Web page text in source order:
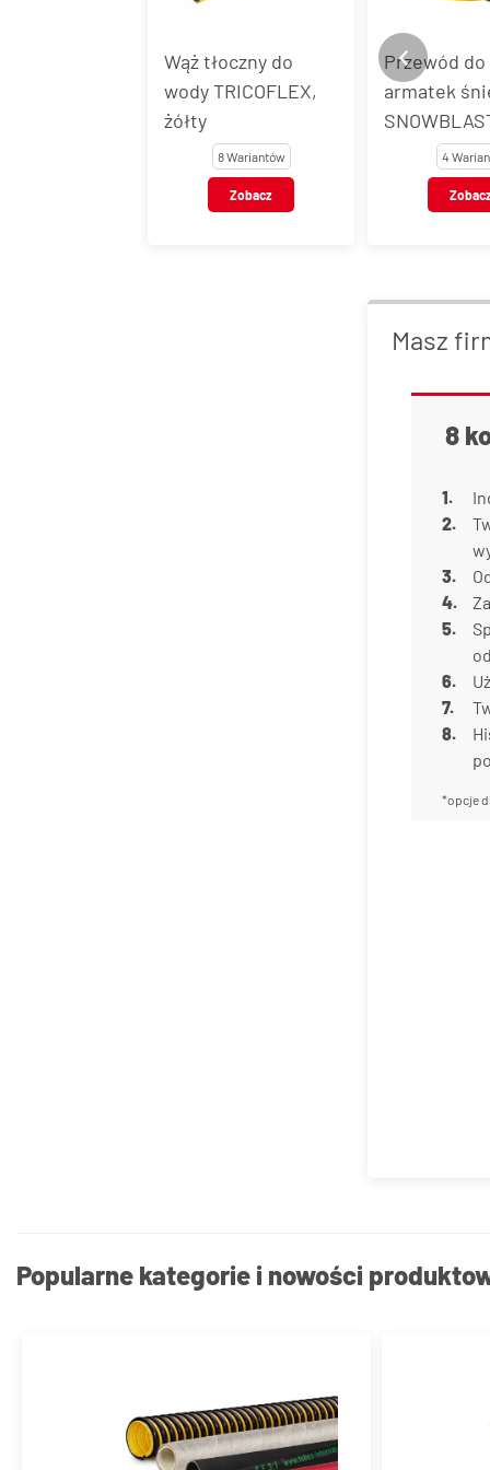
Wąż tłoczny do
wody TRICOFLEX,
żółty
8 Wariantów
Zobacz
Przewód do
armatek
4
Masz
8
*opcje
Popularne kategorie i nowości